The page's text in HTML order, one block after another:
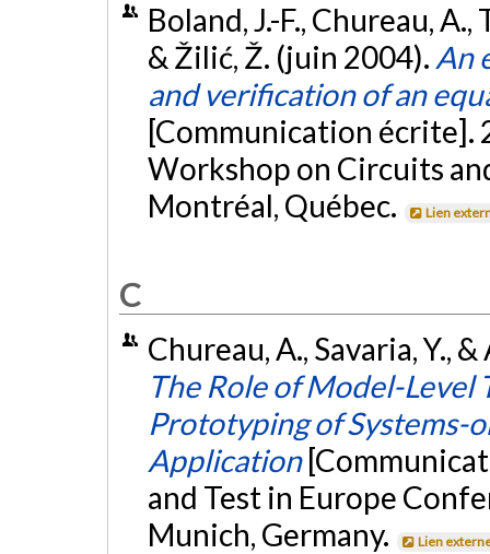
Boland, J.-F., Chureau, A.,
& Žilić, Ž. (juin 2004). An
and verification of an
[Communication écrite].
Workshop on Circuits
Montréal, Québec.
Lien
C
Chureau, A., Savaria, Y.,
The Role of Model-Level
Prototyping of Systems-
Application
and Test in Europe
Munich, Germany.
Lien